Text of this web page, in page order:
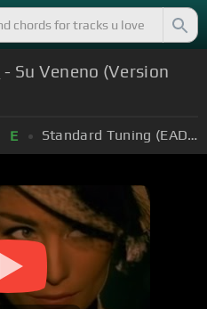
- Su Veneno (Version
E Standard Tuning (EADGBE)